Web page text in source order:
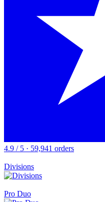
4.9 / 5 · 59,941 orders
Divisions
Pro Duo